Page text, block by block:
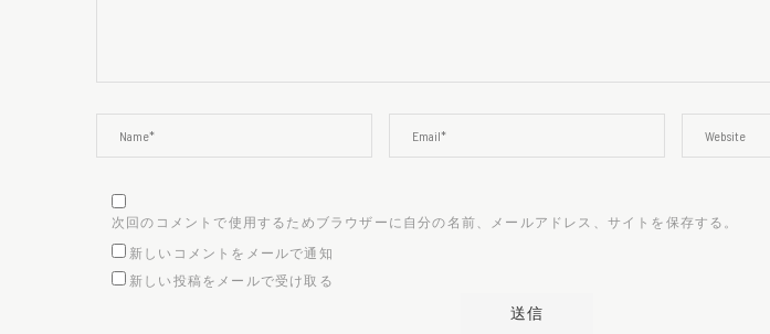
次回のコメントで使用するためブラウザーに自分の名前、メールアドレス、サイトを保存する。
新しいコメントをメールで通知
新しい投稿をメールで受け取る